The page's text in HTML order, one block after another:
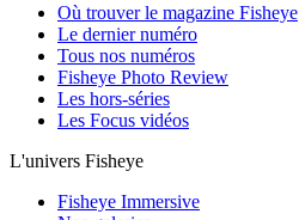
Où trouver le magazine Fisheye
Le dernier numéro
Tous nos numéros
Fisheye Photo Review
Les hors-séries
Les Focus vidéos
L'univers Fisheye
Fisheye Immersive